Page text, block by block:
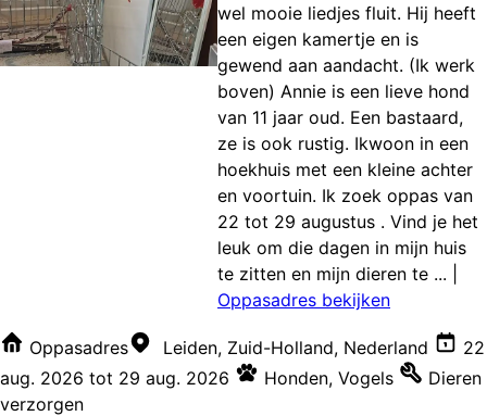
wel mooie liedjes fluit. Hij heeft
een eigen kamertje en is
gewend aan aandacht. (Ik werk
boven) Annie is een lieve hond
van 11 jaar oud. Een bastaard,
ze is ook rustig. Ikwoon in een
hoekhuis met een kleine achter
en voortuin. Ik zoek oppas van
22 tot 29 augustus . Vind je het
leuk om die dagen in mijn huis
te zitten en mijn dieren te ...
Oppasadres bekijken
Oppasadres Leiden, Zuid-Holland, Nederland
22
aug. 2026 tot 29 aug. 2026 Honden, Vogels
Dieren
verzorgen